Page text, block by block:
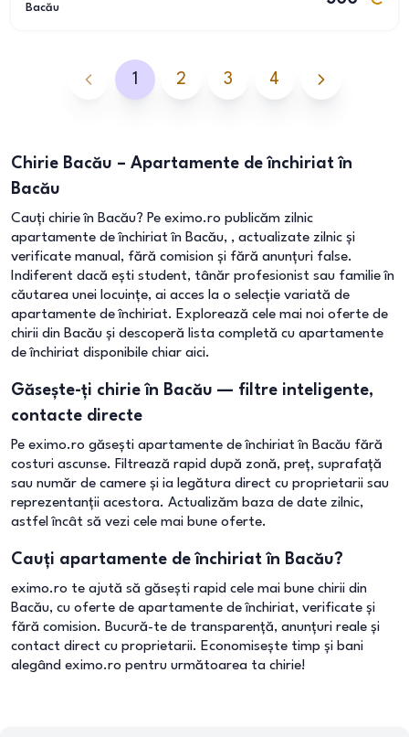
Bacău
1 2 3 4
Chirie Bacău – Apartamente de închiriat în
Bacău
Cauți chirie în Bacău? Pe eximo.ro publicăm zilnic
apartamente de închiriat în Bacău, , actualizate zilnic și
verificate manual, fără comision și fără anunțuri false.
Indiferent dacă ești student, tânăr profesionist sau familie în
căutarea unei locuințe, ai acces la o selecție variată de
apartamente de închiriat. Explorează cele mai noi oferte de
chirii din Bacău și descoperă lista completă cu apartamente
de închiriat disponibile chiar aici.
Găsește-ți chirie în Bacău — filtre inteligente,
contacte directe
Pe eximo.ro găsești apartamente de închiriat în Bacău fără
costuri ascunse. Filtrează rapid după zonă, preț, suprafață
sau număr de camere și ia legătura direct cu proprietarii sau
reprezentanții acestora. Actualizăm baza de date zilnic,
astfel încât să vezi cele mai bune oferte.
Cauți apartamente de închiriat în Bacău?
eximo.ro te ajută să găsești rapid cele mai bune chirii din
Bacău, cu oferte de apartamente de închiriat, verificate și
fără comision. Bucură-te de transparență, anunțuri reale și
contact direct cu proprietarii. Economisește timp și bani
alegând eximo.ro pentru următoarea ta chirie!